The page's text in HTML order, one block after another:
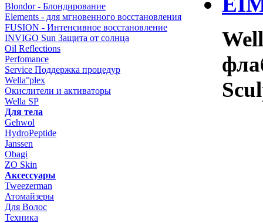
Blondor - Блондирование
Elements - для мгновенного восстановления
FUSION - Интенсивное восстановление
INVIGO Sun Защита от солнца
Oil Reflections
Perfomance
Service Поддержка процедур
Wella°plex
Окислители и активаторы
Wella SP
Для тела
Gehwol
HydroPeptide
Janssen
Obagi
ZO Skin
Aксессуары
Tweezerman
Атомайзеры
Для Волос
Техника